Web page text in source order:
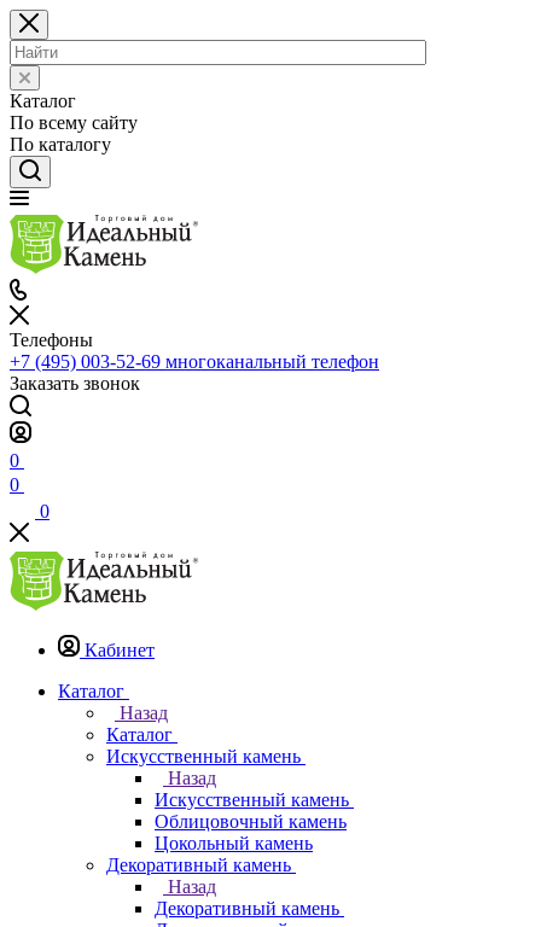
Каталог
По всему сайту
По каталогу
Телефоны
+7 (495) 003-52-69 многоканальный телефон
Заказать звонок
0
0
0
Кабинет
Каталог
Назад
Каталог
Искусственный камень
Назад
Искусственный камень
Облицовочный камень
Цокольный камень
Декоративный камень
Назад
Декоративный камень